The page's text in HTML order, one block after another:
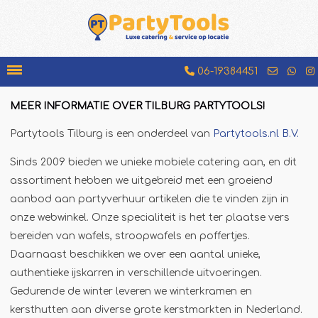
06-19384451
Chocolademelkkraam
Foodtruck
Glühweinkraam
Hotdogkraam
IJscokar
MEER INFORMATIE OVER TILBURG PARTYTOOLS!
Partytools Tilburg is een onderdeel van Partytools.nl B.V.
Sinds 2009 bieden we unieke mobiele catering aan, en dit
assortiment hebben we uitgebreid met een groeiend
aanbod aan partyverhuur artikelen die te vinden zijn in
onze webwinkel. Onze specialiteit is het ter plaatse vers
bereiden van wafels, stroopwafels en poffertjes.
Daarnaast beschikken we over een aantal unieke,
authentieke ijskarren in verschillende uitvoeringen.
Gedurende de winter leveren we winterkramen en
kersthutten aan diverse grote kerstmarkten in Nederland.